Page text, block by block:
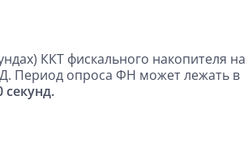
ККТ фискального накопителя на
Период опроса ФН может лежать в
секунд.